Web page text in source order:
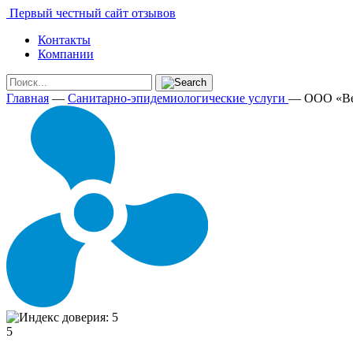
Первый честный сайт отзывов
Контакты
Компании
Главная — Санитарно-эпидемиологические услуги — ООО
5